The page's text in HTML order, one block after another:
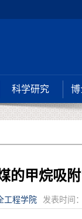
科学研究 博
的甲烷吸
工程学院 发表时间：